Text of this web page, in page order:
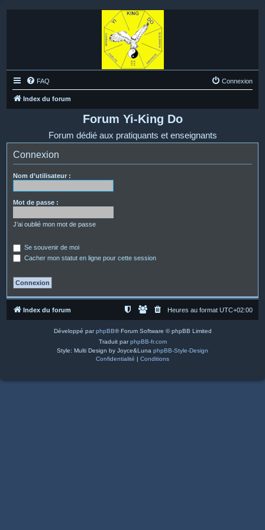
FAQ Connexion
Index du forum
Forum Yi-King Do
Forum dédié aux pratiquants et enseignants
Connexion
Nom d’utilisateur :
Mot de passe :
J’ai oublié mon mot de passe
Se souvenir de moi
Cacher mon statut en ligne pour cette session
Index du forum Heures au format UTC+02:00
Développé parphpBB® Forum Software © phpBB Limited
Traduit parphpBB-fr.com
Style: Multi Design by Joyce&Luna phpBB-Style-Design
Confidentialité | Conditions